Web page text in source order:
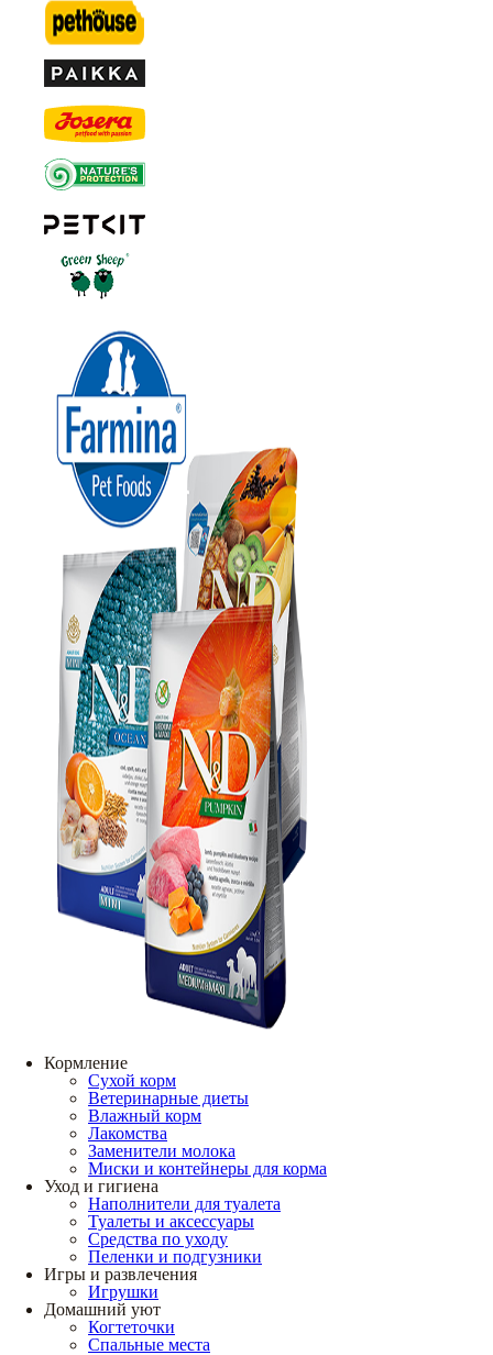
Кормление
Сухой корм
Ветеринарные диеты
Влажный корм
Лакомства
Заменители молока
Миски и контейнеры для корма
Уход и гигиена
Наполнители для туалета
Туалеты и аксессуары
Средства по уходу
Пеленки и подгузники
Игры и развлечения
Игрушки
Домашний уют
Когтеточки
Спальные места